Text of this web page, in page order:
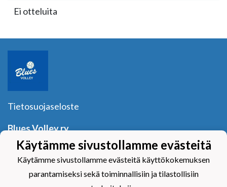
Ei otteluita
Tietosuojaseloste
Blues Volley ry
Y-tunnus:
1040601-2
Yhteystiedot
Käytämme sivustollamme evästeitä
Käytämme sivustollamme evästeitä käyttökokemuksen
parantamiseksi sekä toiminnallisiin ja tilastollisiin